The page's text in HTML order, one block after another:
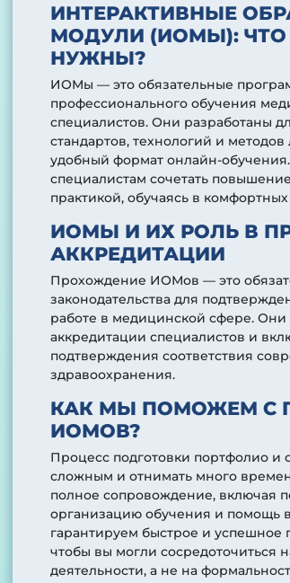
ИНТЕРАКТИВНЫЕ
МОДУЛИ (ИОМЫ): ЧТО
НУЖНЫ?
ИОМы — это обязательные
профессионального обучения
специалистов. Они разработаны
стандартов, технологий и
удобный формат онлайн-
специалистам сочетать
практикой, обучаясь в
ИОМЫ И ИХ РОЛЬ В
АККРЕДИТАЦИИ
Прохождение ИОМов — это
законодательства для
работе в медицинской сфере.
аккредитации специалистов и
подтверждения соответствия
здравоохранения.
КАК МЫ ПОМОЖЕМ С
ИОМОВ?
Процесс подготовки портфолио и
сложным и отнимать много
полное сопровождение, включая
организацию обучения и помощь
гарантируем быстрое и успешное
чтобы вы могли сосредоточиться
деятельности, а не на